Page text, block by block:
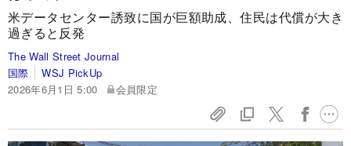
米データセンター誘致に国が巨額助成、住民は代償が大き
過ぎると反発
The Wall Street Journal
国際
WSJ PickUp
2026年6月1日 5:00
会員限定